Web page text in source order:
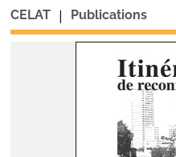
CELAT | Publications